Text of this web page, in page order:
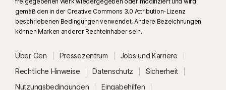
gemäß den in der Creative Commons 3.0 Attribution-Lizenz
beschriebenen Bedingungen verwendet. Andere Bezeichnungen
können Marken anderer Rechteinhaber sein.
Über Gen Pressezentrum
Jobs und Karriere
Rechtliche Hinweise
Datenschutz
Sicherheit
Nutzungsbedingungen
Eingabehilfen